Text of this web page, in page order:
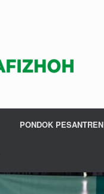
PONDOK PESANTREN